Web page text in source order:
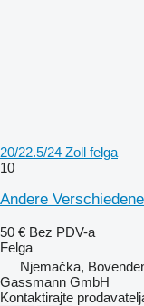
20/22.5/24 Zoll felga
10
Andere
50 € Bez PDV-a
Felga
Njemačka,
Gassmann GmbH
Kontaktirajte